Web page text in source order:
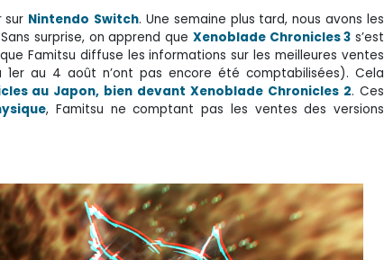
sur Nintendo Switch. Une semaine plus tard, nous avons les
surprise, on apprend que Xenoblade Chronicles 3 s’est
Famitsu diffuse les informations sur les meilleures ventes
au 4 août n’ont pas encore été comptabilisées). Cela
au Japon, bien devant Xenoblade Chronicles 2. Ces
, Famitsu ne comptant pas les ventes des versions